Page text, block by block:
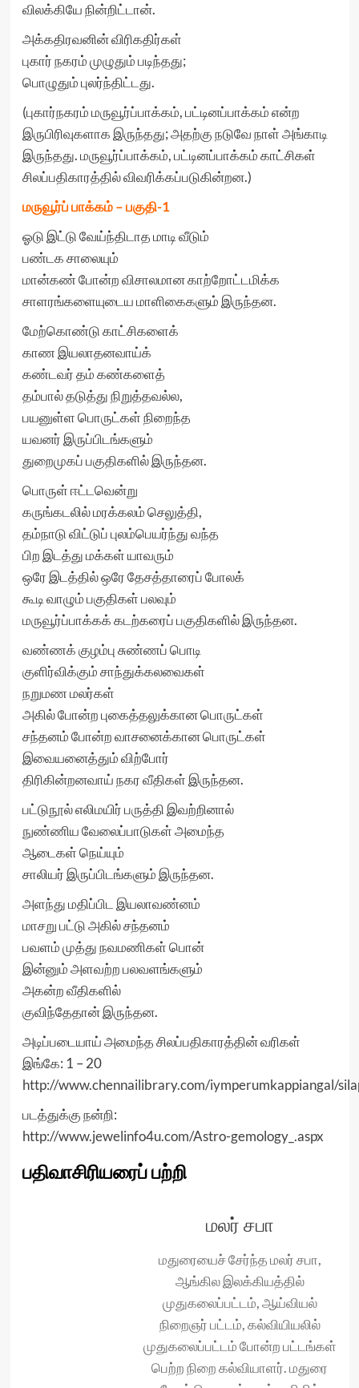
விலக்கியே நின்றிட்டான்.
அக்கதிரவனின் விரிகதிர்கள்
புகார் நகரம் முழுதும் படிந்தது;
பொழுதும் புலர்ந்திட்டது.
(புகார்நகரம் மருவூர்ப்பாக்கம், பட்டினப்பாக்கம் என்ற
இருபிரிவுகளாக இருந்தது; அதற்கு நடுவே நாள் அங்காடி
இருந்தது. மருவூர்ப்பாக்கம், பட்டினப்பாக்கம் காட்சிகள்
சிலப்பதிகாரத்தில் விவரிக்கப்படுகின்றன.)
மருவூர்ப் பாக்கம் – பகுதி-1
ஓடு இட்டு வேய்ந்திடாத மாடி வீடும்
பண்டக சாலையும்
மான்கண் போன்ற விசாலமான காற்றோட்டமிக்க
சாளரங்களையுடைய மாளிகைகளும் இருந்தன.
மேற்கொண்டு காட்சிகளைக்
காண இயலாதனவாய்க்
கண்டவர் தம் கண்களைத்
தம்பால் தடுத்து நிறுத்தவல்ல,
பயனுள்ள பொருட்கள் நிறைந்த
யவனர் இருப்பிடங்களும்
துறைமுகப் பகுதிகளில் இருந்தன.
பொருள் ஈட்டவென்று
கருங்கடலில் மரக்கலம் செலுத்தி,
தம்நாடு விட்டுப் புலம்பெயர்ந்து வந்த
பிற இடத்து மக்கள் யாவரும்
ஒரே இடத்தில் ஒரே தேசத்தாரைப் போலக்
கூடி வாழும் பகுதிகள் பலவும்
மருவூர்ப்பாக்கக் கடற்கரைப் பகுதிகளில் இருந்தன.
வண்ணக் குழம்பு சுண்ணப் பொடி
குளிர்விக்கும் சாந்துக்கலவைகள்
நறுமண மலர்கள்
அகில் போன்ற புகைத்தலுக்கான பொருட்கள்
சந்தனம் போன்ற வாசனைக்கான பொருட்கள்
இவையனைத்தும் விற்போர்
திரிகின்றனவாய் நகர வீதிகள் இருந்தன.
பட்டுநூல் எலிமயிர் பருத்தி இவற்றினால்
நுண்ணிய வேலைப்பாடுகள் அமைந்த
ஆடைகள் நெய்யும்
சாலியர் இருப்பிடங்களும் இருந்தன.
அளந்து மதிப்பிட இயலாவண்னம்
மாசறு பட்டு அகில் சந்தனம்
பவளம் முத்து நவமணிகள் பொன்
இன்னும் அளவற்ற பலவளங்களும்
அகன்ற வீதிகளில்
குவிந்தேதான் இருந்தன.
அடிப்படையாய் அமைந்த சிலப்பதிகாரத்தின் வரிகள்
இங்கே: 1 – 20
http://www.chennailibrary.com/iymperumkappiangal/
படத்துக்கு நன்றி:
http://www.jewelinfo4u.com/Astro-gemology_.aspx
பதிவாசிரியரைப் பற்றி
மலர் சபா
மதுரையைச் சேர்ந்த மலர் சபா,
ஆங்கில இலக்கியத்தில்
முதுகலைப்பட்டம், ஆய்வியல்
நிறைஞர் பட்டம், கல்வியியலில்
முதுகலைப்பட்டம் போன்ற பட்டங்கள்
பெற்ற நிறை கல்வியாளர். மதுரை